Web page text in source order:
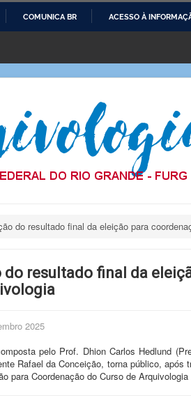
O
CONTEÚDO
COMUNICA BR ACESSO À
do resultado final da eleição para
do resultado final da
2025
pelo Prof. Dhion Carlos Hedlund
Rafael da Conceição, torna público,
para Coordenação do Curso de